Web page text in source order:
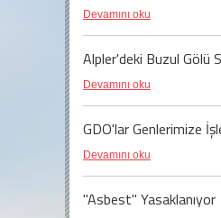
Devamını oku
Alpler'deki Buzul Gölü
Devamını oku
GDO'lar Genlerimize
Devamını oku
"Asbest" Yasaklanıyor